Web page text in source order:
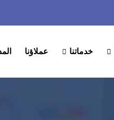
خدماتنا عملاؤنا